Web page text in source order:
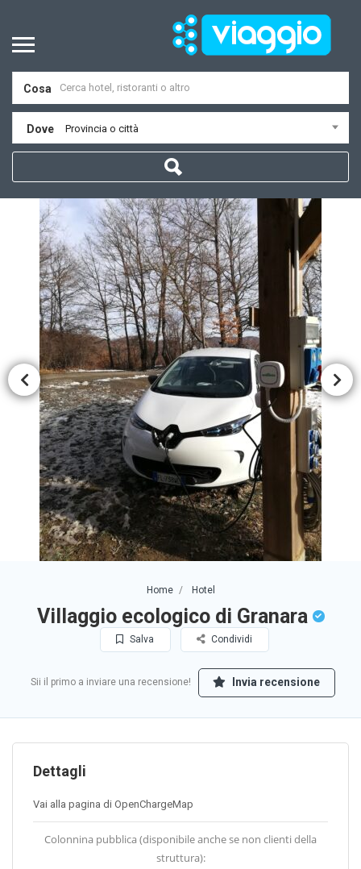
Cosa
Dove Provincia o città
Home Hotel
Villaggio ecologico di Granara
Salva Condividi
Sii il primo a inviare una recensione! Invia recensione
Dettagli
Vai alla pagina di OpenChargeMap
Colonnina pubblica (disponibile anche se non clienti della
struttura):